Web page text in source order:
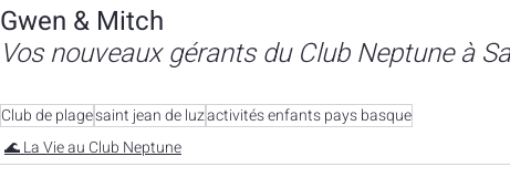
Gwen & Mitch
Vos nouveaux gérants du Club Neptune à
Club de plagesaint jean de luzactivités enfants pays basque
🌊 La Vie au Club Neptune